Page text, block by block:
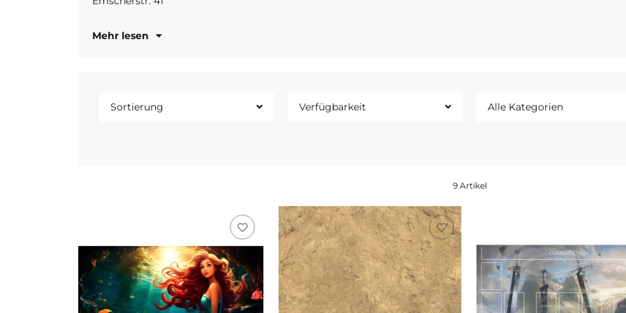
Mehr lesen
Sortierung Verfügbarkeit Alle Kategorien
9 Artikel